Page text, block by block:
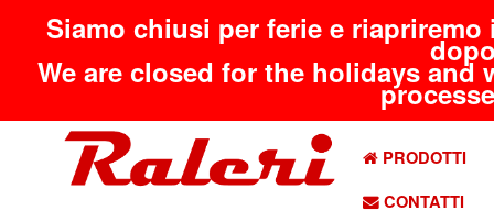
Siamo chiusi per ferie e
We are closed for the holidays
PRODOTTI
CONTATTI